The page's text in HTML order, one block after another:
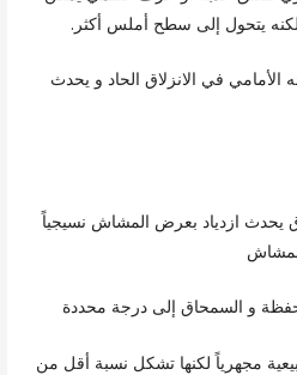
يتحول إلى سطح أملس أكثر.
في الانزلاق الحاد و يحدث
ازدياد بعرض المشاش نسيجياً
و السمحاق إلى درجة محددة
مجهرياً لكنها تشكل نسبة أقل من